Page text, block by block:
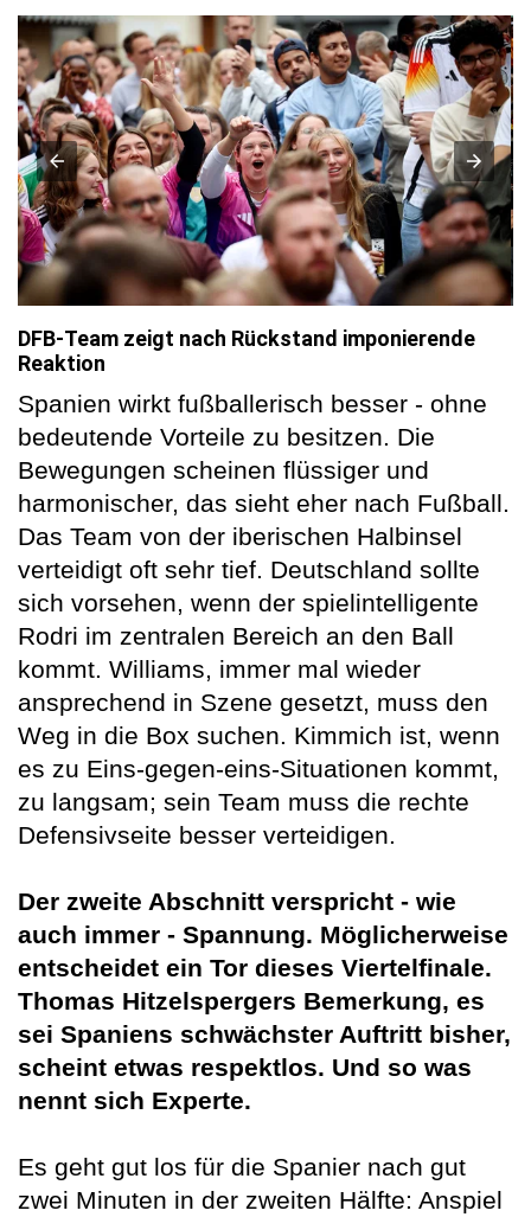
DFB-Team zeigt nach Rückstand imponierende
Reaktion
Spanien wirkt fußballerisch besser - ohne
bedeutende Vorteile zu besitzen. Die
Bewegungen scheinen flüssiger und
harmonischer, das sieht eher nach Fußball.
Das Team von der iberischen Halbinsel
verteidigt oft sehr tief. Deutschland sollte
sich vorsehen, wenn der spielintelligente
Rodri im zentralen Bereich an den Ball
kommt. Williams, immer mal wieder
ansprechend in Szene gesetzt, muss den
Weg in die Box suchen. Kimmich ist, wenn
es zu Eins-gegen-eins-Situationen kommt,
zu langsam; sein Team muss die rechte
Defensivseite besser verteidigen.
Der zweite Abschnitt verspricht - wie
auch immer - Spannung. Möglicherweise
entscheidet ein Tor dieses Viertelfinale.
Thomas Hitzelspergers Bemerkung, es
sei Spaniens schwächster Auftritt bisher,
scheint etwas respektlos. Und so was
nennt sich Experte.
Es geht gut los für die Spanier nach gut
zwei Minuten in der zweiten Hälfte: Anspiel